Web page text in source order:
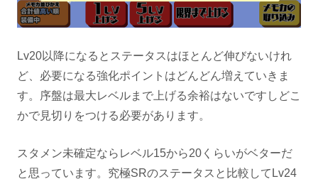
Lv20以降になるとステータスはほとんど伸びないけれ
ど、必要になる強化ポイントはどんどん増えていきま
す。序盤は最大レベルまで上げる余裕はないですしどこ
かで見切りをつける必要があります。
スタメン未確定ならレベル15から20くらいがベターだ
と思っています。究極SRのステータスと比較してLv24